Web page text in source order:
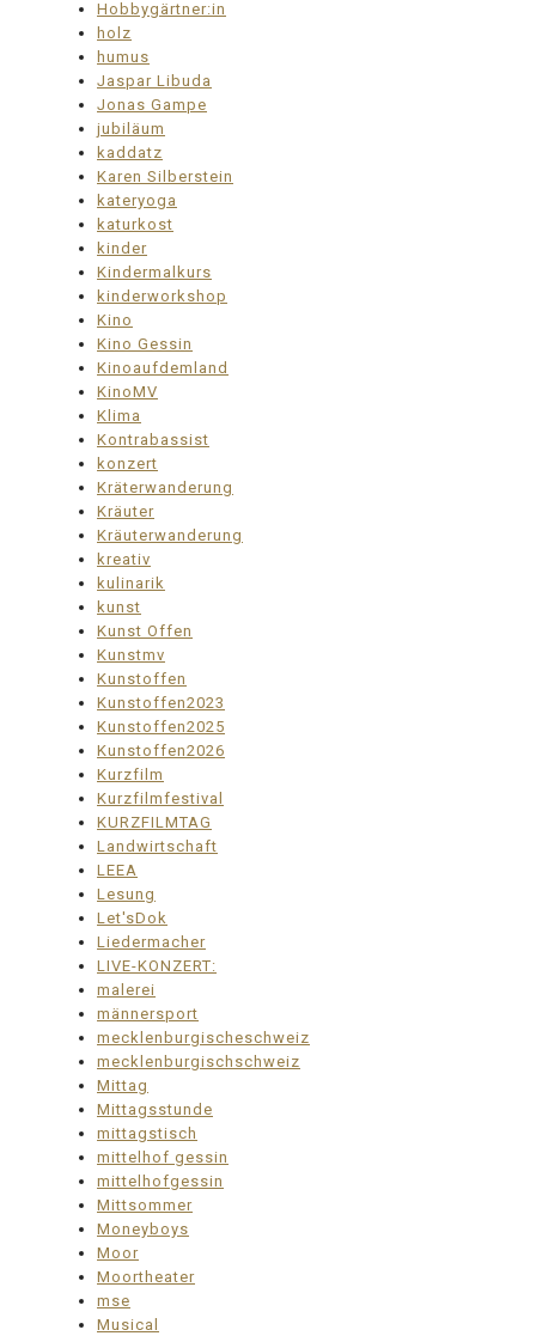
Hobbygärtner:in
holz
humus
Jaspar Libuda
Jonas Gampe
jubiläum
kaddatz
Karen Silberstein
kateryoga
katurkost
kinder
Kindermalkurs
kinderworkshop
Kino
Kino Gessin
Kinoaufdemland
KinoMV
Klima
Kontrabassist
konzert
Kräterwanderung
Kräuter
Kräuterwanderung
kreativ
kulinarik
kunst
Kunst Offen
Kunstmv
Kunstoffen
Kunstoffen2023
Kunstoffen2025
Kunstoffen2026
Kurzfilm
Kurzfilmfestival
KURZFILMTAG
Landwirtschaft
LEEA
Lesung
Let'sDok
Liedermacher
LIVE-KONZERT:
malerei
männersport
mecklenburgischeschweiz
mecklenburgischschweiz
Mittag
Mittagsstunde
mittagstisch
mittelhof gessin
mittelhofgessin
Mittsommer
Moneyboys
Moor
Moortheater
mse
Musical